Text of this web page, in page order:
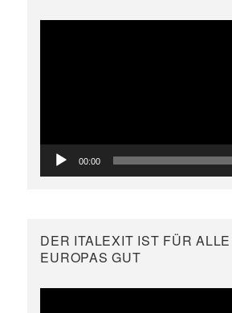
00:00
DER ITALEXIT IST FÜR
EUROPAS GUT